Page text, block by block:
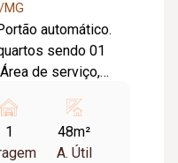
MG
de serviço,
1
48m²
A. Útil